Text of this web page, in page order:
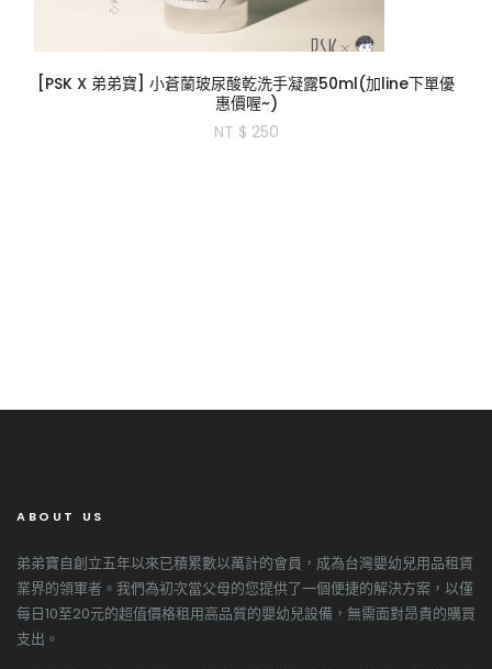
[PSK X 弟弟寶] 小蒼蘭玻尿酸乾洗手凝露50ml(加line下單優
惠價喔~)
NT $ 250
ABOUT US
弟弟寶自創立五年以來已積累數以萬計的會員，成為台灣嬰幼兒用品租賃
業界的領軍者。我們為初次當父母的您提供了一個便捷的解決方案，以僅
每日10至20元的超值價格租用高品質的嬰幼兒設備，無需面對昂貴的購買
支出。